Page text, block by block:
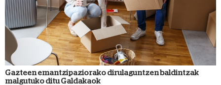
Gazteen emantzipaziorako dirulaguntzen baldintzak
malgutuko ditu Galdakaok